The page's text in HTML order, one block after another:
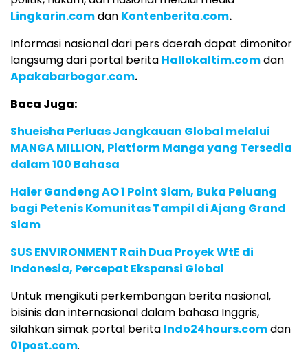
Lingkarin.comdan Kontenberita.com.
Informasi nasional dari pers daerah dapat dimonitor
langsumg dari portal berita Hallokaltim.comdan
Apakabarbogor.com.
Baca Juga:
Shueisha Perluas Jangkauan Global melalui
MANGA MILLION, Platform Manga yang Tersedia
dalam 100 Bahasa
Haier Gandeng AO 1 Point Slam, Buka Peluang
bagi Petenis Komunitas Tampil di Ajang Grand
Slam
SUS ENVIRONMENT Raih Dua Proyek WtE di
Indonesia, Percepat Ekspansi Global
Untuk mengikuti perkembangan berita nasional,
bisinis dan internasional dalam bahasa Inggris,
silahkan simak portal berita Indo24hours.comdan
01post.com.